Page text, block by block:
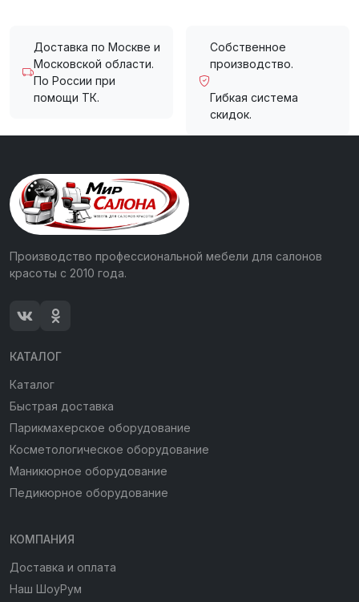
Доставка по Москве и
Московской области.
По России при
помощи ТК.
Собственное
производство.
Гибкая система
скидок.
Производство профессиональной мебели для салонов
красоты с 2010 года.
КАТАЛОГ
Каталог
Быстрая доставка
Парикмахерское оборудование
Косметологическое оборудование
Маникюрное оборудование
Педикюрное оборудование
КОМПАНИЯ
Доставка и оплата
Наш ШоуРум